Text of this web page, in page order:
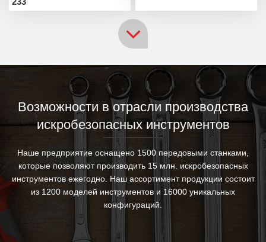
Возможности в отрасли производства
искробезопасных инструментов
Наше предприятие оснащено 1500 передовыми станками,
которые позволяют производить 15 млн. искробезопасных
инструментов ежегодно. Наш ассортимент продукции состоит
из 1200 моделей инструментов и 16000 уникальных
конфигураций.